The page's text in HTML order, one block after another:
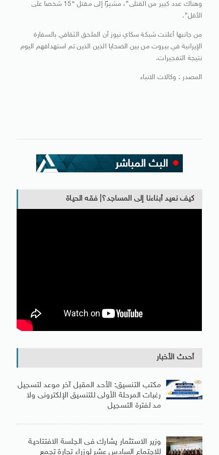
وهناك عدد كبير من القتلى”، مشيرًا إلى مقتل “15 شخصا على
الأقل”.
من جانبها أعلنت شبكة سكاي نيوز أن الملحق الثقافي بالسفارة
الإيرانية في بيروت من بين الضحايا الذين الذين تم استهدافهم اليوم
نتيجة التفجيرات.
المصدر : وكالات الانباء
كيف نعيد أبناءنا إلى المساجد؟| فقه الحياة
أحدث الأخبار
مكتب التنسيق: الأحد المقبل آخر موعد لتسجيل
رغبات المرحلة الأولى للتنسيق الإلكترونى ولا
مد لفترة التسجيل
وزير الاستثمار يشارك فى الجلسة الافتتاحية
للاجتماع السادس عشر لوزراء تجارة تجمع